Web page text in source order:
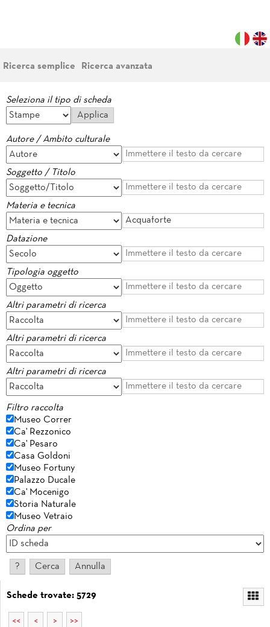
Ricerca semplice Ricerca avanzata
Seleziona il tipo di scheda
Autore / Ambito culturale
Soggetto / Titolo
Materia e tecnica
Datazione
Tipologia oggetto
Altri parametri di ricerca
Altri parametri di ricerca
Altri parametri di ricerca
Filtro raccolta
Museo Correr
Ca' Rezzonico
Ca' Pesaro
Casa Goldoni
Museo Fortuny
Palazzo Ducale
Ca' Mocenigo
Storia Naturale
Museo Vetraio
Ordina per
Schede trovate: 5729
<< < > >>